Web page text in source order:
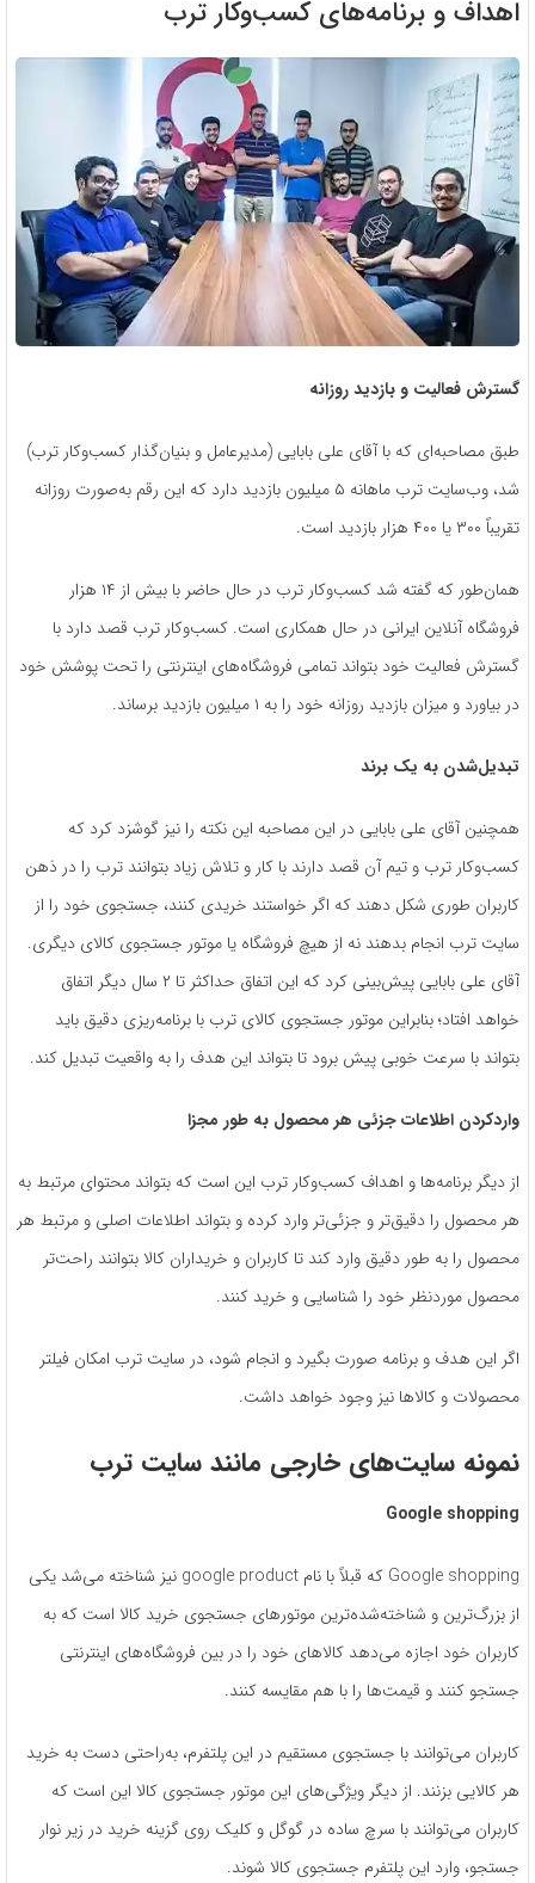
اهداف و برنامه‌های کسب‌وکار ترب
گسترش فعالیت و بازدید روزانه
طبق مصاحبه‌ای که با آقای علی بابایی (مدیرعامل و بنیان‌گذار کسب‌وکار ترب)
شد، وب‌سایت ترب ماهانه ۵ میلیون بازدید دارد که این رقم به‌صورت روزانه
تقریباً ۳۰۰ یا ۴۰۰ هزار بازدید است.
همان‌طور که گفته شد کسب‌وکار ترب در حال حاضر با بیش از ۱۴ هزار
فروشگاه آنلاین ایرانی در حال همکاری است. کسب‌و‌کار ترب قصد دارد با
گسترش فعالیت خود بتواند تمامی فروشگاه‌های اینترنتی را تحت پوشش خود
در بیاورد و میزان بازدید روزانه خود را به ۱ میلیون بازدید برساند.
تبدیل‌شدن به یک برند
همچنین آقای علی بابایی در این مصاحبه این نکته را نیز گوشزد کرد که
کسب‌وکار ترب و تیم آن قصد دارند با کار و تلاش زیاد بتوانند ترب را در ذهن
کاربران طوری شکل دهند که اگر خواستند خریدی کنند، جستجوی خود را از
سایت ترب انجام بدهند نه از هیچ فروشگاه یا موتور جستجوی کالای دیگری.
آقای علی بابایی پیش‌بینی کرد که این اتفاق حداکثر تا ۲ سال دیگر اتفاق
خواهد افتاد؛ بنابراین موتور جستجوی کالای ترب با برنامه‌ریزی دقیق باید
بتواند با سرعت خوبی پیش برود تا بتواند این هدف را به واقعیت تبدیل کند.
واردکردن اطلاعات جزئی هر محصول به طور مجزا
از دیگر برنامه‌ها و اهداف کسب‌وکار ترب این است که بتواند محتوای مرتبط به
هر محصول را دقیق‌تر و جزئی‌تر وارد کرده و بتواند اطلاعات اصلی و مرتبط هر
محصول را به طور دقیق وارد کند تا کاربران و خریداران کالا بتوانند راحت‌تر
محصول موردنظر خود را شناسایی و خرید کنند.
اگر این هدف و برنامه صورت بگیرد و انجام شود، در سایت ترب امکان فیلتر
محصولات و کالاها نیز وجود خواهد داشت.
نمونه سایت‌های خارجی مانند سایت ترب
Google shopping
Google shopping که قبلاً با نام google product نیز شناخته می‌شد یکی
از بزرگ‌ترین و شناخته‌شده‌ترین موتورهای جستجوی خرید کالا است که به
کاربران خود اجازه می‌دهد کالاهای خود را در بین فروشگاه‌های اینترنتی
جستجو کنند و قیمت‌ها را با هم مقایسه کنند.
کاربران می‌توانند با جستجوی مستقیم در این پلتفرم، به‌راحتی دست به خرید
هر کالایی بزنند. از دیگر ویژگی‌های این موتور جستجوی کالا این است که
کاربران می‌توانند با سرچ ساده در گوگل و کلیک روی گزینه خرید در زیر نوار
جستجو، وارد این پلتفرم جستجوی کالا شوند.